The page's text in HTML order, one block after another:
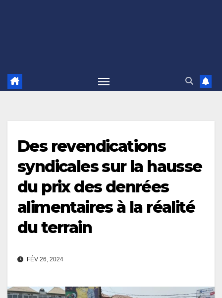
Des revendications
syndicales sur la hausse
du prix des denrées
alimentaires à la réalité
du terrain
FÉV 26, 2024